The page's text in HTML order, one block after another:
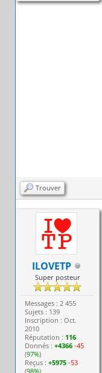
Trouver
ILOVETP
Super posteur
Messages : 2 455
Sujets : 139
Inscription : Oct.
2010
Réputation : 116
Donnés :+4366 -45
(97%)
Reçus :+5975 -53
(98%)